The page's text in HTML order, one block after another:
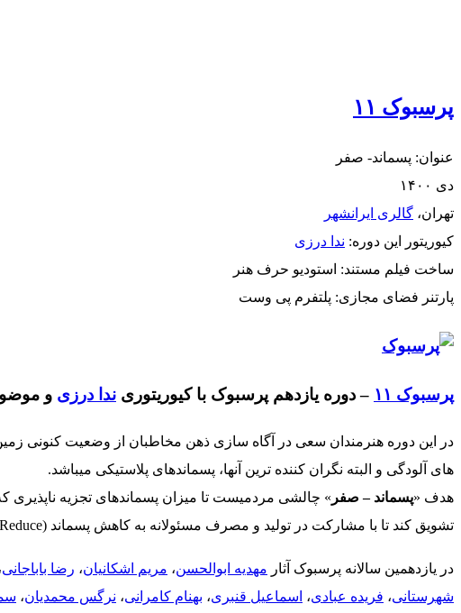
پرسبوک ۱۱
عنوان: پسماند- صفر
دی ۱۴۰۰
تهران، گالری ایرانشهر
کیوریتور این دوره: ندا درزی
ساخت فیلم مستند: استودیو حرف هنر
پارتنر فضای مجازی: پلتفرم پی وست
پرسبوک ۱۱ – دوره یازدهم پرسبوک با کیوریتوری ندا درزی و
در این دوره هنرمندان سعی در آگاه سازی ذهن مخاطبان از وضعیت کنونی
های آلودگی و البته نگران‌ کننده‌ ترین آنها، پسماندهای پلاستیکی میباشد.
هدف «پسماند – صفر » چالشی مردمیست تا میزان پسماندهای تجزیه ‌ناپذیری
تشویق کند تا با مشارکت در تولید و مصرف مسئولانه به کاهش پسماند (Reduce)، استفاده مجدد (Reuse) و بازیافت (Recycle) کمک کند و باری از دوش زمین بردارد.
در یازدهمین سالانه پرسبوک آثار مهدیه ابوالحسن، مریم اشکانیان، رضا باباجانی
شهرستانی، فریده عبادی، اسماعیل قنبری، بهنام کامرانی، نرگس محمدیان،